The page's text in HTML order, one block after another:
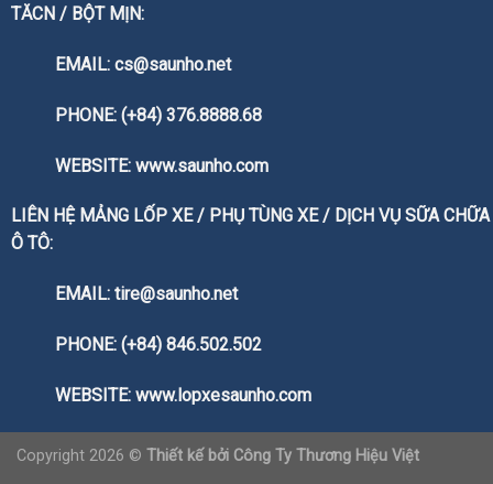
TĂCN / BỘT MỊN:
EMAIL: cs@saunho.net
PHONE: (+84) 376.8888.68
WEBSITE: www.saunho.com
LIÊN HỆ MẢNG LỐP XE / PHỤ TÙNG XE / DỊCH VỤ SỮA CHỮA
Ô TÔ:
EMAIL: tire@saunho.net
PHONE: (+84) 846.502.502
WEBSITE: www.lopxesaunho.com
Copyright 2026 © Thiết kế bởi Công Ty Thương Hiệu Việt